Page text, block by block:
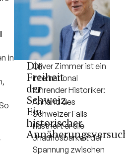
in
Die
Freiheit
der
Schweiz.
Ein
historischer
Oliver Zimmer ist ein
international
führender Historiker:
Anhand des
Schweizer Falls
illustriert er die
Unauflösbarkeit der
Spannung zwischen